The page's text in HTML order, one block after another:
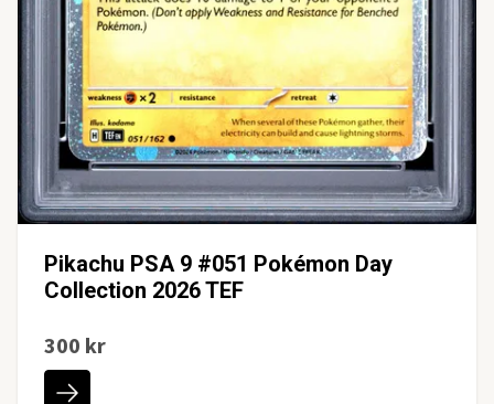
Pikachu PSA 9 #051 Pokémon Day
Collection 2026 TEF
300 kr